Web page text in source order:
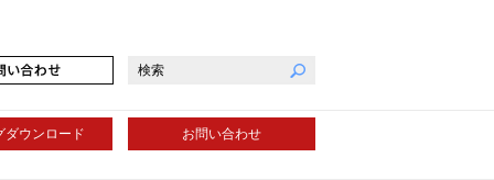
ダウンロード お問い合わせ